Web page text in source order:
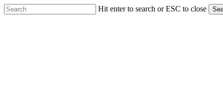
Skip
to
Hit enter to search or ESC to close